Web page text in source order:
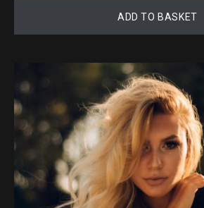
ADD TO BASKET